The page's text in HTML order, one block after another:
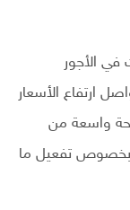
الأجور
ارتفاع الأسعار
واسعة من
بخصوص تفعيل ما